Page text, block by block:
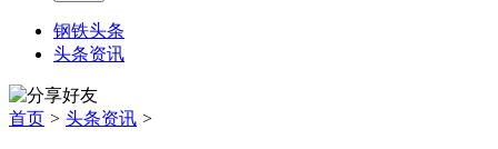
钢铁头条
头条资讯
首页 > 头条资讯 >